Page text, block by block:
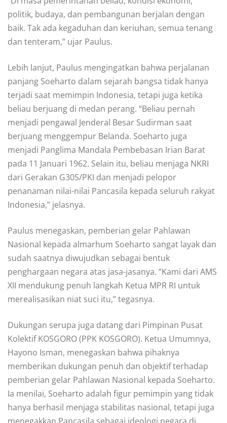
politik, budaya, dan pembangunan berjalan dengan
baik. Tak ada kegaduhan dan keriuhan, semua tenang
dan tenteram,” ujar Paulus.
Lebih lanjut, Paulus mengingatkan bahwa perjalanan
panjang Soeharto dalam sejarah bangsa tidak hanya
terjadi saat memimpin Indonesia, tetapi juga ketika
beliau berjuang di medan perang. “Beliau pernah
menjadi pengawal Jenderal Besar Sudirman saat
berjuang menggempur Belanda. Soeharto juga
menjadi Panglima Mandala Pembebasan Irian Barat
pada 11 Januari 1962. Selain itu, beliau menjaga NKRI
dari Gerakan G30S/PKI dan menjadi pelopor
penanaman nilai-nilai Pancasila kepada seluruh rakyat
Indonesia,” jelasnya.
Paulus menegaskan, pemberian gelar Pahlawan
Nasional kepada almarhum Soeharto sangat layak dan
sudah saatnya diwujudkan sebagai bentuk
penghargaan negara atas jasa-jasanya. “Kami dari AMS
XII mendukung penuh langkah Ketua MPR RI untuk
merealisasikan niat suci itu,” tegasnya.
Dukungan serupa juga datang dari Pimpinan Pusat
Kolektif KOSGORO (PPK KOSGORO). Ketua Umumnya,
Hayono Isman, menegaskan bahwa pihaknya
memberikan dukungan penuh dan objektif terhadap
pemberian gelar Pahlawan Nasional kepada Soeharto.
Ia menilai, Soeharto adalah figur pemimpin yang tidak
hanya berhasil menjaga stabilitas nasional, tetapi juga